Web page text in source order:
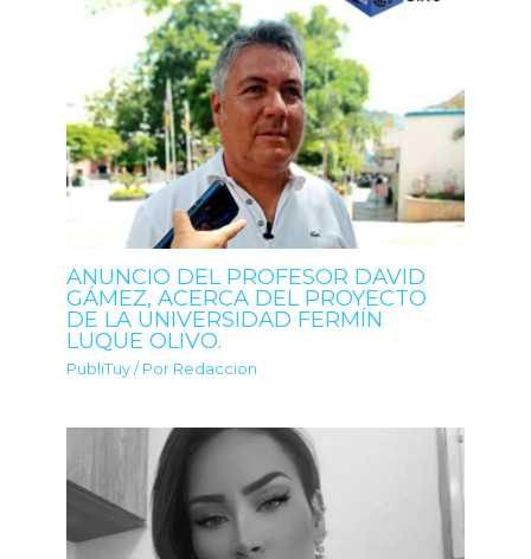
ANUNCIO DEL PROFESOR DAVID
GÁMEZ, ACERCA DEL PROYECTO
DE LA UNIVERSIDAD FERMÍN
LUQUE OLIVO.
PubliTuy / Por Redaccion